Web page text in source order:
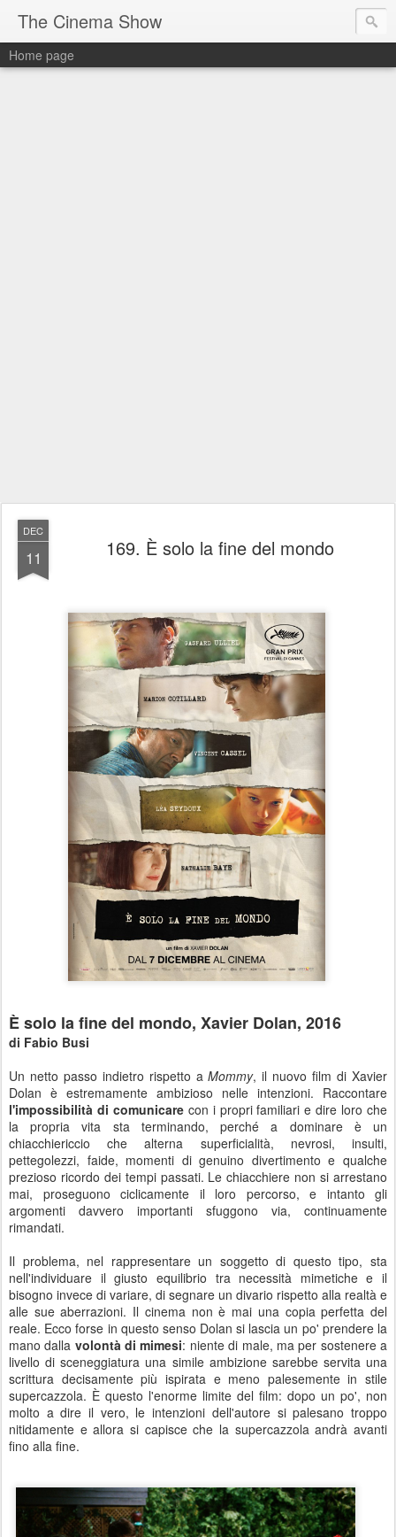
The Cinema Show
Home page
DEC
11 169. È solo la fine del mondo
È solo la fine del mondo, Xavier Dolan, 2016
di Fabio Busi
Un netto passo indietro rispetto aMommy, il nuovo film di Xavier
Dolan è estremamente ambizioso nelle intenzioni. Raccontare
l'impossibilità di comunicarecon i propri familiari e dire loro che
la propria vita sta terminando, perché a dominare è un
chiacchiericcio che alterna superficialità, nevrosi, insulti,
pettegolezzi, faide, momenti di genuino divertimento e qualche
prezioso ricordo dei tempi passati. Le chiacchiere non si arrestano
mai, proseguono ciclicamente il loro percorso, e intanto gli
argomenti davvero importanti sfuggono via, continuamente
rimandati.
Il problema, nel rappresentare un soggetto di questo tipo, sta
nell'individuare il giusto equilibrio tra necessità mimetiche e il
bisogno invece di variare, di segnare un divario rispetto alla realtà e
alle sue aberrazioni. Il cinema non è mai una copia perfetta del
reale. Ecco forse in questo senso Dolan si lascia un po' prendere la
mano dalla volontà di mimesi: niente di male, ma per sostenere a
livello di sceneggiatura una simile ambizione sarebbe servita una
scrittura decisamente più ispirata e meno palesemente in stile
supercazzola. È questo l'enorme limite del film: dopo un po', non
molto a dire il vero, le intenzioni dell'autore si palesano troppo
nitidamente e allora si capisce che la supercazzola andrà avanti
fino alla fine.